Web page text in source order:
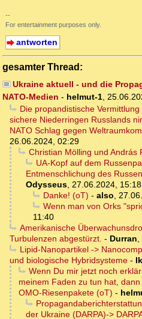
--
For entertainment purposes only.
antworten
gesamter Thread:
Ukraine aktuell - und die
NATO-Medien - helmut-1,
Die propandistische
sichere Niederringen Russlands
NATO Schlag gegen
26.06.2024, 02:29
Christian Mölling und András
UA-Kopf auf dem
Entmenschlichung des
Odysseus, 27.06.2024, 15:18
Danke! (oT) - also,
Wenn man von Orks
11:40
Amerikanische
Turbulenzen abgestürzt. - Durran,
Lipid-Nanopartikel ->
und biologische Hybridsysteme -
Wenn Du mir jetzt noch
meinem Faden zu tun hat,
OMO-Riesenpakete (oT) -
der Ukraine (DARPA)->